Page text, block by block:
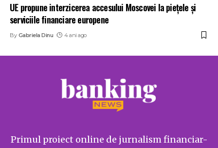
UE propune interzicerea accesului Moscovei la pieţele şi
serviciile financiare europene
By Gabriela Dinu 4 ani ago
Primul proiect online de jurnalism financiar-